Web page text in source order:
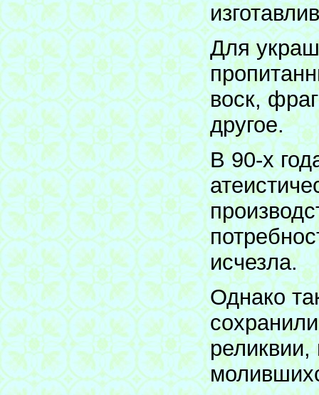
Для
воск,
другое.
В 90-х
исчезла.
Однако